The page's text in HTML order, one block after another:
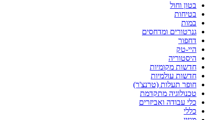
בטון וחול
בטיחות
במות
גנרטורים ומדחסים
דחפור
היי-טק
היסטוריה
חדשות מקומיות
חדשות עולמיות
חופר תעלות (טרנצ'ר)
טכנולוגיה מתקדמת
כלי עבודה ואביזרים
כללי